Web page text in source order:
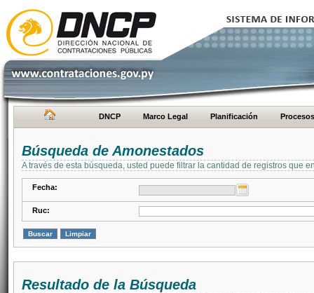
DNCP Marco Legal Planificación Procesos
Búsqueda de Amonestados
A través de esta búsqueda, usted puede filtrar la cantidad de registros que
Fecha:
Ruc:
Resultado de la Búsqueda